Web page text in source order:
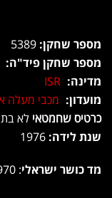
מספר שחקן:
מספר שחקן פיד"ה:
מדינה: ISR
מועדון: מכבי מעלה
כרטיס שחמטאי לא
שנת לידה:
מד כושר ישראלי: 1970